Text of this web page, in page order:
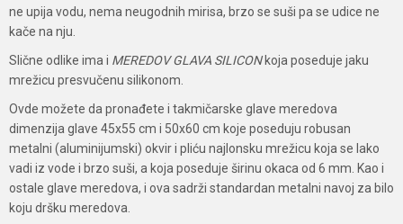
ne upija vodu, nema neugodnih mirisa, brzo se suši pa se udice ne
kače na nju.
Slične odlike ima i MEREDOV GLAVA SILICONkoja poseduje jaku
mrežicu presvučenu silikonom.
Ovde možete da pronađete i takmičarske glave meredova
dimenzija glave 45x55 cm i 50x60 cm koje poseduju robusan
metalni (aluminijumski) okvir i pliću najlonsku mrežicu koja se lako
vadi iz vode i brzo suši, a koja poseduje širinu okaca od 6 mm. Kao i
ostale glave meredova, i ova sadrži standardan metalni navoj za bilo
koju dršku meredova.